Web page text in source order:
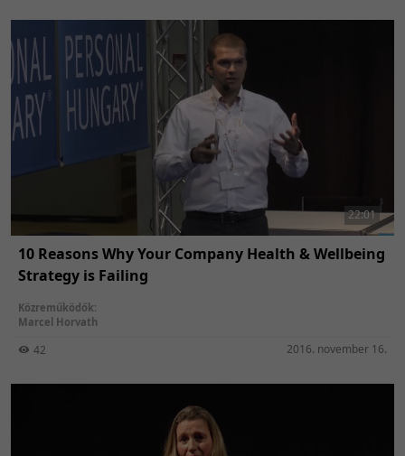
22:01
10 Reasons Why Your Company Health & Wellbeing
Strategy is Failing
Közreműködők:
Marcel Horvath
42 2016. november 16.